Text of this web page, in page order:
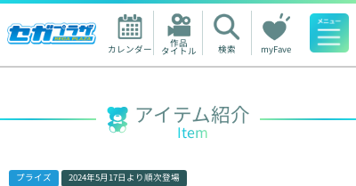
カレンダー 作品
タイトル 検索 myFave
人気ワード
アイテム紹介
Item
プライズ 2024年5月17日 より順次登場